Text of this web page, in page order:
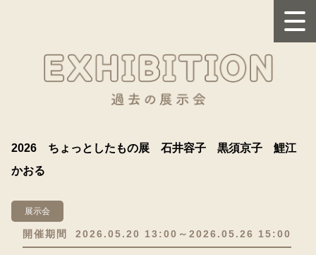
2026 ちょっとしたもの展 石井容子 黒須京子 鯉江
かおる
展示会
開催期間 2026.05.20 13:00～2026.05.26 15:00